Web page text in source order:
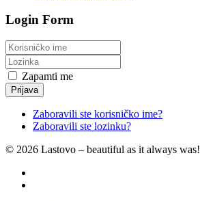
Login Form
Zapamti me
Prijava
Zaboravili ste korisničko ime?
Zaboravili ste lozinku?
© 2026 Lastovo – beautiful as it always was!